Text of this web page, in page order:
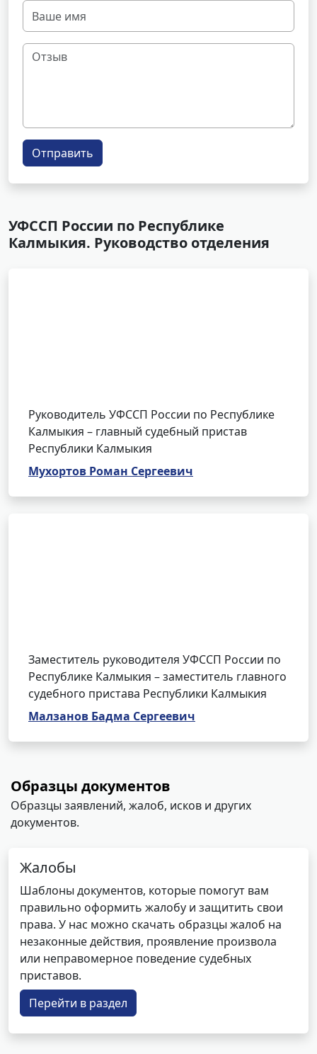
Отправить
УФССП России по Республике
Калмыкия. Руководство отделения
Руководитель УФССП России по Республике
Калмыкия – главный судебный пристав
Республики Калмыкия
Мухортов Роман Сергеевич
Заместитель руководителя УФССП России по
Республике Калмыкия – заместитель главного
судебного пристава Республики Калмыкия
Малзанов Бадма Сергеевич
Образцы документов
Образцы заявлений, жалоб, исков и других
документов.
Жалобы
Шаблоны документов, которые помогут вам
правильно оформить жалобу и защитить свои
права. У нас можно скачать образцы жалоб на
незаконные действия, проявление произвола
или неправомерное поведение судебных
приставов.
Перейти в раздел